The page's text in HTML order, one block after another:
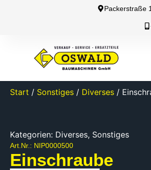
Packerstraße
Start / Sonstiges / Diverses /
Kategorien: Diverses, Sonstiges
Art.Nr.: NIP0000500
Einschraube